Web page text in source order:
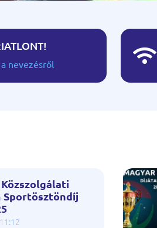
nevezésről 
Sportösztöndíj